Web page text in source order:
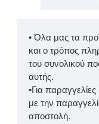
• Όλα μας τα
και ο τρόπος
του συνολικού
αυτής.
•Για
με την
αποστολή.